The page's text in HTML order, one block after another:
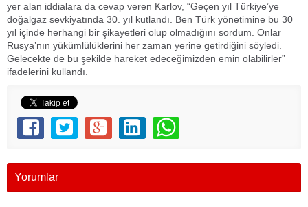
yer alan iddialara da cevap veren Karlov, “Geçen yıl Türkiye’ye
doğalgaz sevkiyatında 30. yıl kutlandı. Ben Türk yönetimine bu 30
yıl içinde herhangi bir şikayetleri olup olmadığını sordum. Onlar
Rusya’nın yükümlülüklerini her zaman yerine getirdiğini söyledi.
Gelecekte de bu şekilde hareket edeceğimizden emin olabilirler”
ifadelerini kullandı.
Yorumlar